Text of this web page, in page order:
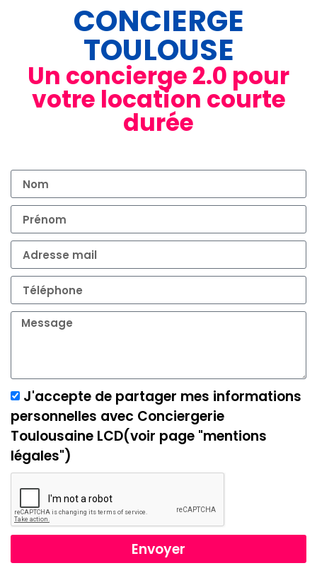
CONCIERGE
TOULOUSE
Un concierge 2.0 pour
votre location courte
durée
J'accepte de partager mes informations
personnelles avec Conciergerie
Toulousaine LCD(voir page "mentions
légales")
Envoyer